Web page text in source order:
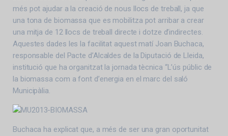
més pot ajudar a la creació de nous llocs de treball, ja que
una tona de biomassa que es mobilitza pot arribar a crear
una mitja de 12 llocs de treball directe i dotze d’indirectes.
Aquestes dades les la facilitat aquest matí Joan Buchaca,
responsable del Pacte d’Alcaldes de la Diputació de Lleida,
institució que ha organitzat la jornada tècnica “L’ús públic de
la biomassa com a font d’energia en el marc del saló
Municipàlia.
Buchaca ha explicat que, a més de ser una gran oportunitat